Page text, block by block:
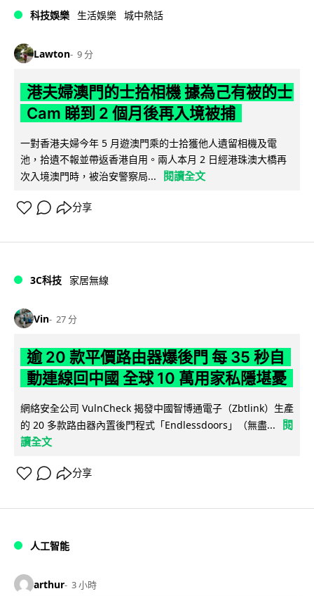
科技娛樂 生活娛樂 城中熱話
Lawton 9 分
港夫婦澳門的士拾相機 據為己有被的士
Cam 睇到 2 個月後再入境被捕
一對香港夫婦今年 5 月遊澳門乘的士拾獲他人遺留相機及電
池，拾遺不報並帶返香港自用。兩人本月 2 日經港珠澳大橋再
次入境澳門時，被治安警察局...
閱讀全文
分享
3C科技 家居無線
Vin 27 分
逾 20 款平價路由器爆後門 每 35 秒自
動連線回中國 全球 10 萬用家私隱堪憂
網絡安全公司 VulnCheck 揭發中國智博通電子（Zbtlink）生產
的 20 多款路由器內置後門程式「Endlessdoors」（無盡...
閱
讀全文
分享
人工智能
arthur 3 小時